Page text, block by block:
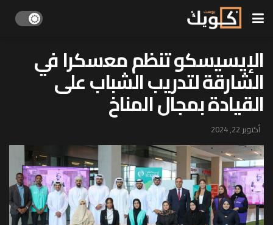
الإيسيسكو تنظم معسكرا في
الشارقة لتدريب الشباب على
القيادة بمجال المناخ
أكتوبر 22, 2024